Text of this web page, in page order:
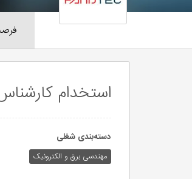
استخدام
دسته‌بندی شغلی
مهندسی برق و الکترونیک